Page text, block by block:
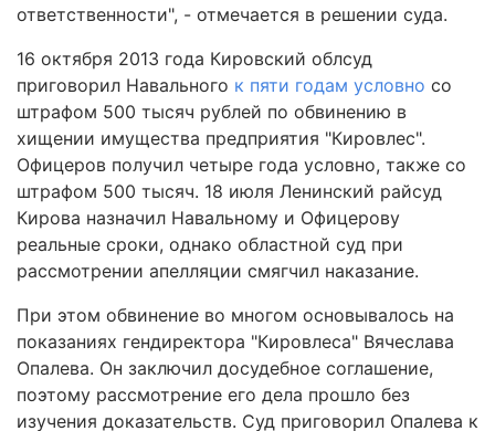
ответственности", - отмечается в решении суда.
16 октября 2013 года Кировский облсуд
приговорил Навального к пяти годам условно со
штрафом 500 тысяч рублей по обвинению в
хищении имущества предприятия "Кировлес".
Офицеров получил четыре года условно, также со
штрафом 500 тысяч. 18 июля Ленинский райсуд
Кирова назначил Навальному и Офицерову
реальные сроки, однако областной суд при
рассмотрении апелляции смягчил наказание.
При этом обвинение во многом основывалось на
показаниях гендиректора "Кировлеса" Вячеслава
Опалева. Он заключил досудебное соглашение,
поэтому рассмотрение его дела прошло без
изучения доказательств. Суд приговорил Опалева к